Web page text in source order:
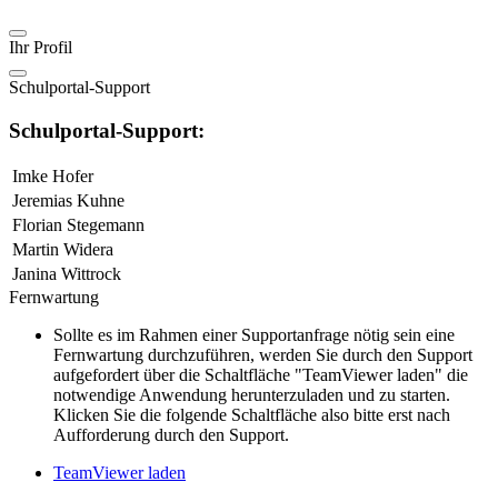
Ihr Profil
Schulportal-Support
Schulportal-Support:
Imke Hofer
Jeremias Kuhne
Florian Stegemann
Martin Widera
Janina Wittrock
Fernwartung
Sollte es im Rahmen einer Supportanfrage nötig sein eine
Fernwartung durchzuführen, werden Sie durch den Support
aufgefordert über die Schaltfläche "TeamViewer laden" die
notwendige Anwendung herunterzuladen und zu starten.
Klicken Sie die folgende Schaltfläche also bitte erst nach
Aufforderung durch den Support.
TeamViewer laden